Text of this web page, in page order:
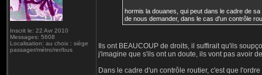
Inscrit le: 22 Avr 2010
Messages: 5608
Localisation: au choix : siège
passager/métro/rer/bus
hormis la douanes, qui peut dans le cadre de
de nous demander, dans le cas d'un contrôle
Ils ont BEAUCOUP de droits, il suffirait qu'ils
j'imagine que s'ils ont un doute, ils vont pas avoir
Dans le cadre d'un contrôle routier, c'est que